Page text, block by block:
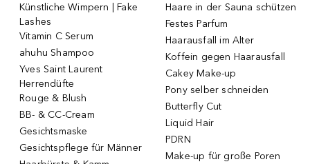
Künstliche Wimpern | Fake
Lashes
Vitamin C Serum
ahuhu Shampoo
Yves Saint Laurent
Herrendüfte
Rouge & Blush
BB- & CC-Cream
Gesichtsmaske
Gesichtspflege für Männer
Haare in der Sauna schützen
Festes Parfum
Haarausfall im Alter
Koffein gegen Haarausfall
Cakey Make-up
Pony selber schneiden
Butterfly Cut
Liquid Hair
PDRN
Make-up für große Poren